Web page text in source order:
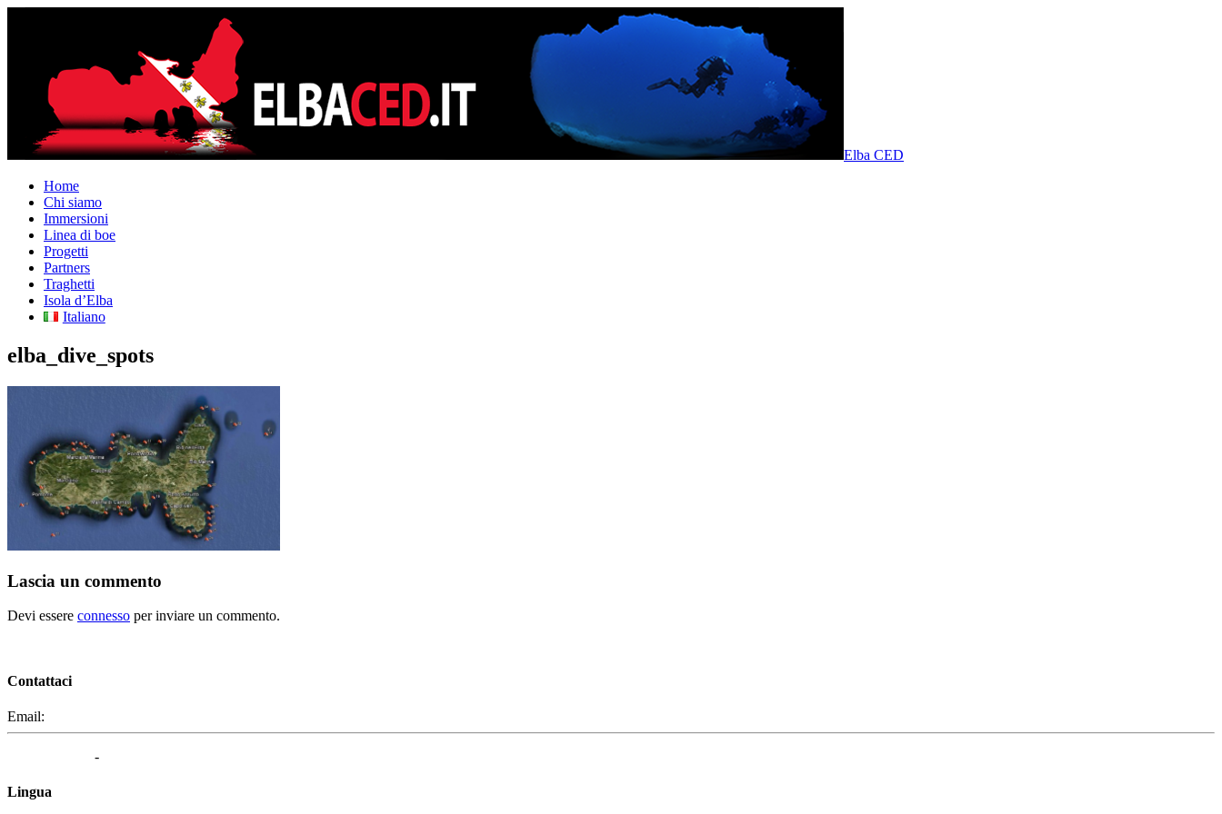
Elba CED
Home
Chi siamo
Immersioni
Linea di boe
Progetti
Partners
Traghetti
Isola d’Elba
Italiano
elba_dive_spots
Lascia un commento
Devi essere connesso per inviare un commento.
Contattaci
Email:
-
Lingua